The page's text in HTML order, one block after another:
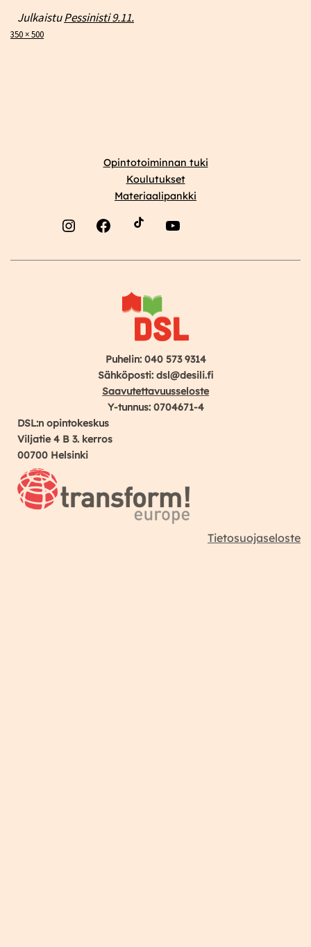
JulkaistuPessinisti 9.11.
Täysikokoinen
350 × 500
Opintotoiminnan tuki
Koulutukset
Materiaalipankki
Puhelin: 040 573 9314
Sähköposti: dsl@desili.fi
Saavutettavuusseloste
Y-tunnus: 0704671-4
DSL:n opintokeskus
Viljatie 4 B 3. kerros
00700 Helsinki
Tietosuojaseloste